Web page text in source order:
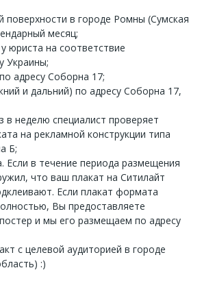
поверхности в городе Ромны (Сумская
месяц;
юриста на соответствие
Украины;
адресу Соборна 17;
и дальний) по адресу Соборна 17,
в неделю специалист проверяет
на рекламной конструкции типа
Б;
Если в течение периода размещения
что ваш плакат на Ситилайт
Если плакат формата
Вы предоставляете
и мы его размещаем по адресу
с целевой аудиторией в городе
:)